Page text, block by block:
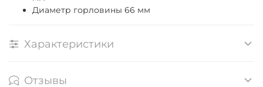
Диаметр горловины 66 мм
Характеристики
Отзывы